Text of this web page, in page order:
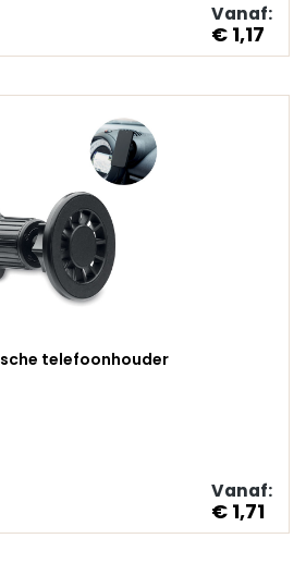
Vanaf:
€ 1,17
telefoonhouder
Vanaf:
€ 1,71